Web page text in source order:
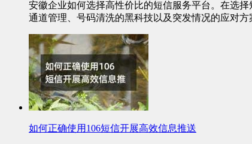
安徽企业如何选择高性价比的短信服务平台。在选
通道管理、号码清洗的黑科技以及突发情况的应对
如何正确使用106短信开展高效信息推送